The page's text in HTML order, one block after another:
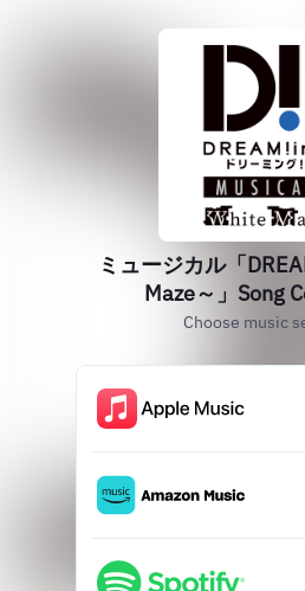
ミュージカル「
Maze～」Song
Choose music